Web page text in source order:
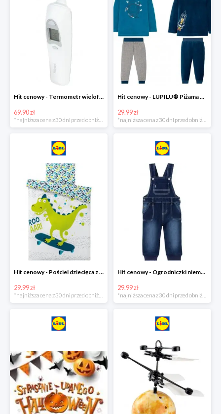
Hit cenowy - Termometr wielofunkcyjny
69.90 zł
*najniższa cena z 30 dni przed obniżką
Hit cenowy - LUPILU® Piżama welurowa chłopięca, 1 komplet
29.99 zł
*najniższa cena z 30 dni przed obniżką
Hit cenowy - Pościel dziecięca z biobawełny renforcé
29.99 zł
Hit cenowy - Ogrodniczki niemowlęce
29.99 zł